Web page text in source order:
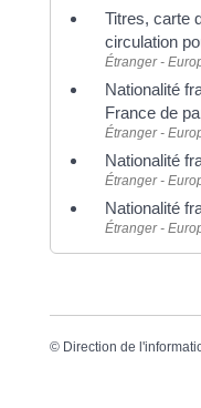
Titres, carte
circulation
Étranger -
Nationalité
France de
Étranger -
Nationalité
Étranger -
Nationalité
Étranger -
© Direction de